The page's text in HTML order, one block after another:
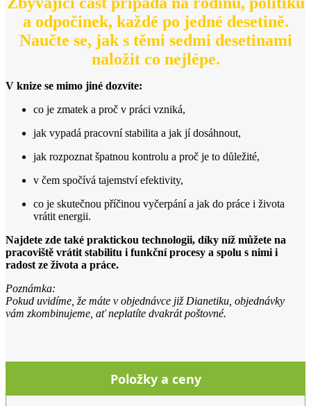
a odpočinek, každé po jedné desetině.
Naučte se, jak s těmi sedmi desetinami
naložit co nejlépe.
V knize se mimo jiné dozvíte:
co je zmatek a proč v práci vzniká,
jak vypadá pracovní stabilita a jak jí dosáhnout,
jak rozpoznat špatnou kontrolu a proč je to důležité,
v čem spočívá tajemství efektivity,
co je skutečnou příčinou vyčerpání a jak do práce i života
vrátit energii.
Najdete zde také praktickou technologii, díky níž můžete na
pracoviště vrátit stabilitu i funkční procesy a spolu s nimi i
radost ze života a práce.
Poznámka:
Pokud uvidíme, že máte v objednávce již Dianetiku, objednávky
vám zkombinujeme, ať neplatíte dvakrát poštovné.
Položky a ceny